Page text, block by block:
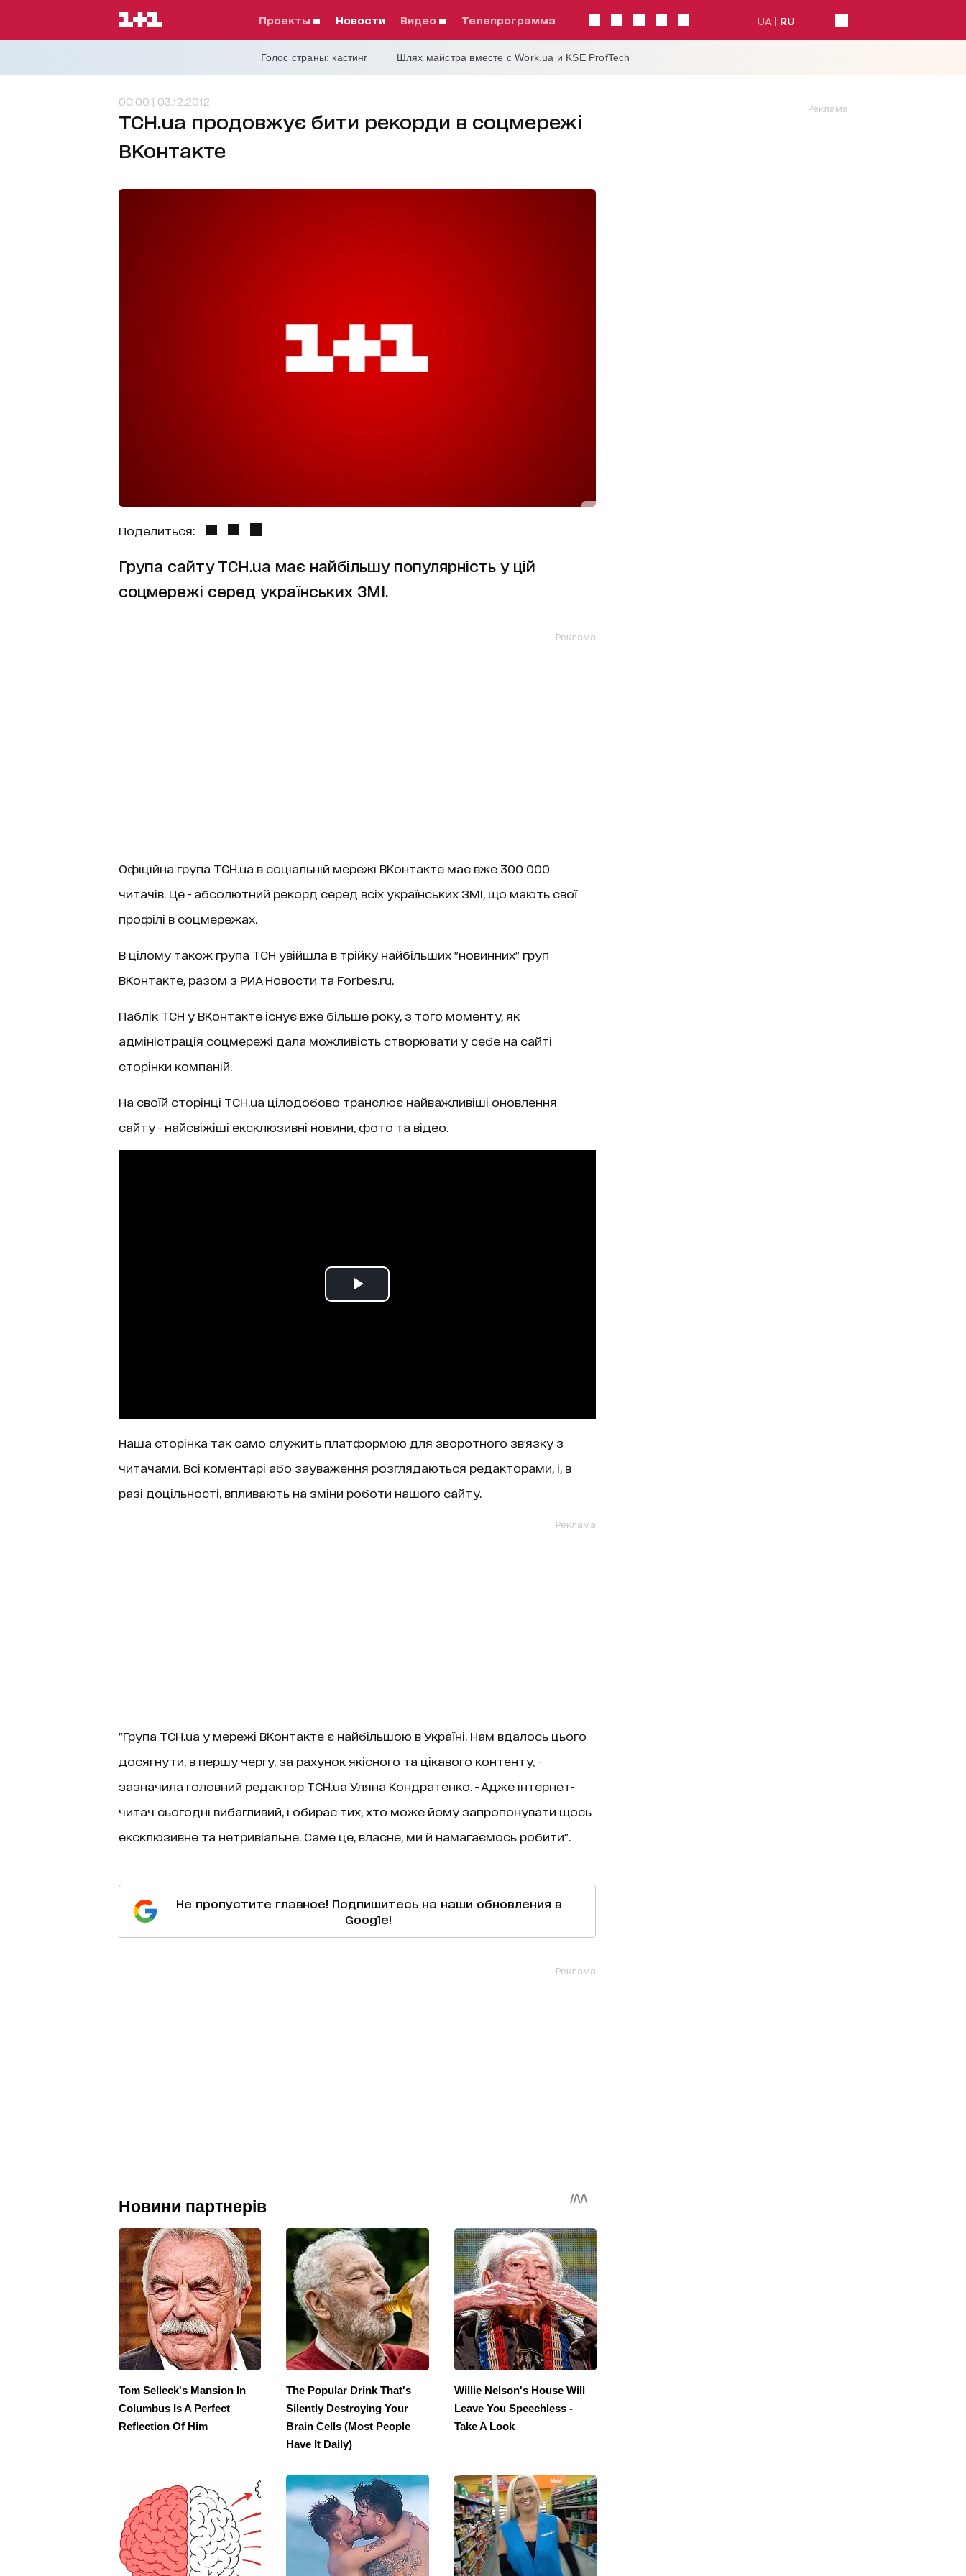
проекты Новости видео телепрограмма UA RU
Голос страны: кастинг Шлях майстра вместе с Work.ua и KSE ProfTech
00:00 | 03.12.2012
ТСН.ua продовжує бити рекорди в соцмережі
ВКонтакте
Поделиться:
Група сайту ТСН.ua має найбільшу популярність у цій
соцмережі серед українських ЗМІ.
Реклама
Офіційна група TСН.ua в соціальній мережі ВКонтакте має вже 300 000
читачів. Це - абсолютний рекорд серед всіх українських ЗМІ, що мають свої
профілі в соцмережах.
В цілому також група ТСН увійшла в трійку найбільших "новинних" груп
ВКонтакте, разом з РИА Новости та Forbes.ru.
Паблік ТСН у ВКонтакте існує вже більше року, з того моменту, як
адміністрація соцмережі дала можливість створювати у себе на сайті
сторінки компаній.
На своїй сторінці ТСН.ua цілодобово транслює найважливіші оновлення
сайту - найсвіжіші ексклюзивні новини, фото та відео.
Наша сторінка так само служить платформою для зворотного зв'язку з
читачами. Всі коментарі або зауваження розглядаються редакторами, і, в
разі доцільності, впливають на зміни роботи нашого сайту.
Реклама
"Група ТСН.ua у мережі ВКонтакте є найбільшою в Україні. Нам вдалось цього
досягнути, в першу чергу, за рахунок якісного та цікавого контенту, -
зазначила головний редактор ТСН.ua Уляна Кондратенко. - Адже інтернет-
читач сьогодні вибагливий, і обирає тих, хто може йому запропонувати щось
ексклюзивне та нетривіальне. Саме це, власне, ми й намагаємось робити".
Не пропустите главное! Подпишитесь на наши обновления в
Google!
Реклама
Реклама